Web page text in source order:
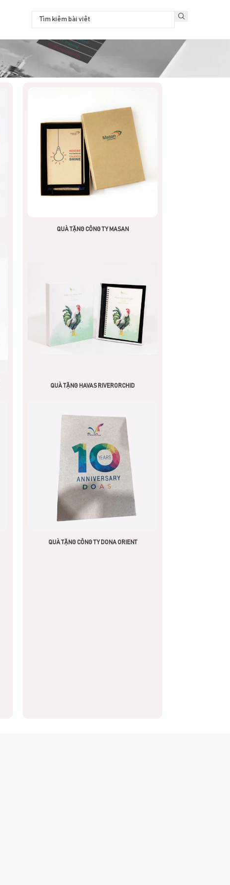
QUÀ TẶNG CÔNG TY MASAN
QUÀ TẶNG HAVAS RIVERORCHID
QUÀ TẶNG CÔNG TY DONA ORIENT